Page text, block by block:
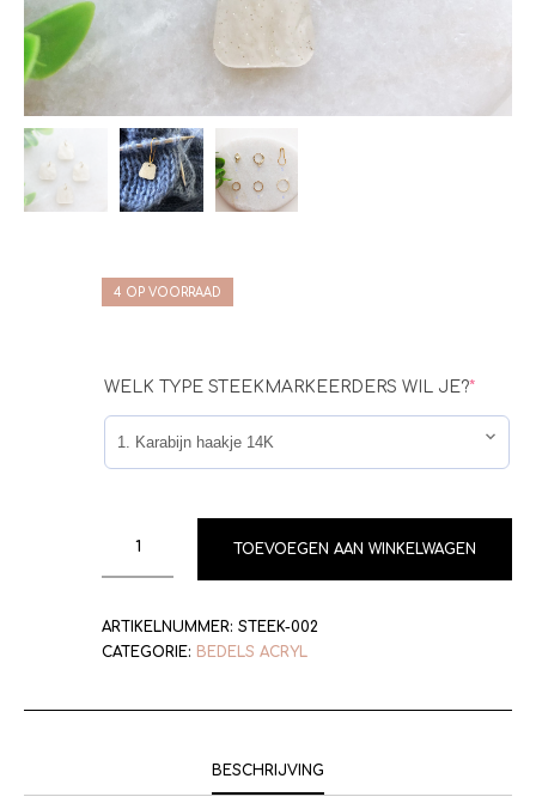
4 OP VOORRAAD
WELK TYPE STEEKMARKEERDERS WIL JE?*
TOEVOEGEN AAN WINKELWAGEN
ARTIKELNUMMER: STEEK-002
CATEGORIE: BEDELS ACRYL
BESCHRIJVING